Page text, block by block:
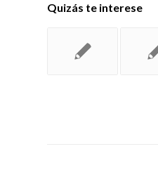
Quizás te interese